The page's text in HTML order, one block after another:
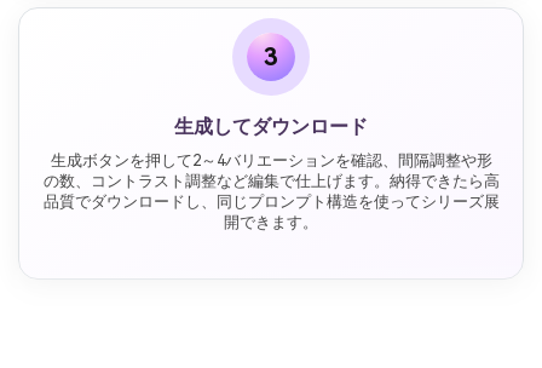
3
生成してダウンロード
生成ボタンを押して2～4バリエーションを確認、間隔調整や形
の数、コントラスト調整など編集で仕上げます。納得できたら高
品質でダウンロードし、同じプロンプト構造を使ってシリーズ展
開できます。